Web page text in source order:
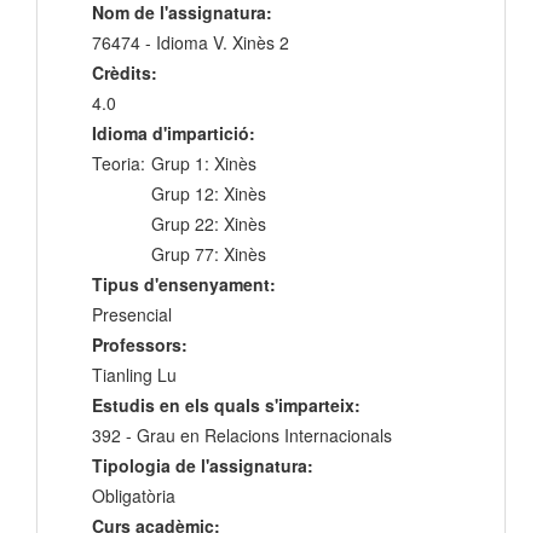
Nom de l'assignatura:
76474 - Idioma V. Xinès 2
Crèdits:
4.0
Idioma d'impartició:
Teoria: Grup 1: Xinès
Grup 12: Xinès
Grup 22: Xinès
Grup 77: Xinès
Tipus d'ensenyament:
Presencial
Professors:
Tianling Lu
Estudis en els quals s'imparteix:
392 - Grau en Relacions Internacionals
Tipologia de l'assignatura:
Obligatòria
Curs acadèmic: